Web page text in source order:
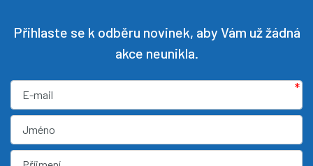
Přihlaste se k odběru novinek, aby Vám už žádná
akce neunikla.
*